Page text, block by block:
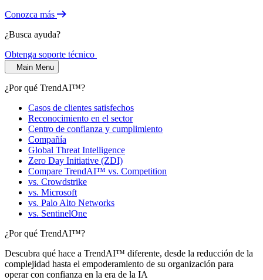
Conozca más
¿Busca ayuda?
Obtenga soporte técnico
Main Menu
¿Por qué TrendAI™?
Casos de clientes satisfechos
Reconocimiento en el sector
Centro de confianza y cumplimiento
Compañía
Global Threat Intelligence
Zero Day Initiative (ZDI)
Compare TrendAI™ vs. Competition
vs. Crowdstrike
vs. Microsoft
vs. Palo Alto Networks
vs. SentinelOne
¿Por qué TrendAI™?
Descubra qué hace a TrendAI™ diferente, desde la reducción de la
complejidad hasta el empoderamiento de su organización para
operar con confianza en la era de la IA